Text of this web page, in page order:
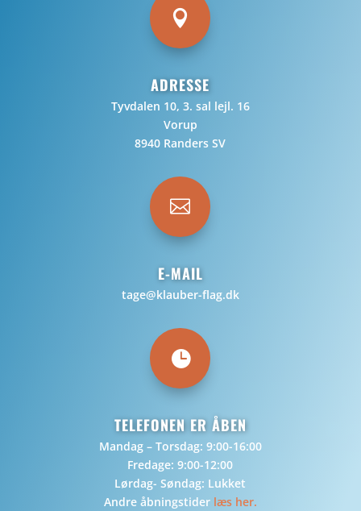

ADRESSE
Tyvdalen 10, 3. sal lejl. 16
Vorup
8940 Randers SV

E-MAIL
tage@klauber-flag.dk

TELEFONEN ER ÅBEN
Mandag – Torsdag: 9:00-16:00
Fredage: 9:00-12:00
Lørdag- Søndag: Lukket
Andre åbningstider læs her.